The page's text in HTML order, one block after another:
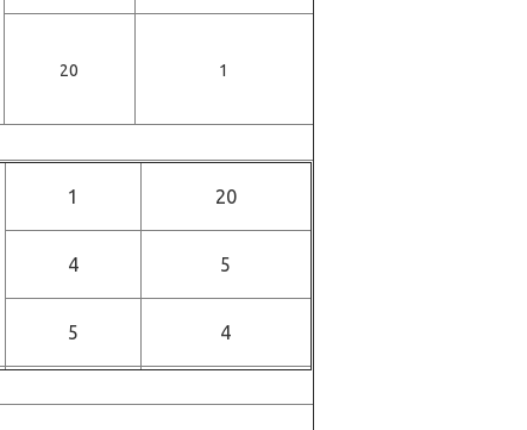
20 1
1 20
4 5
5 4